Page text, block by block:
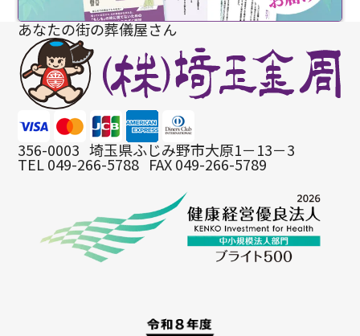
あなたの街の葬儀屋さん
356-0003 埼玉県ふじみ野市大原1－13－3
TEL 049-266-5788 FAX 049-266-5789